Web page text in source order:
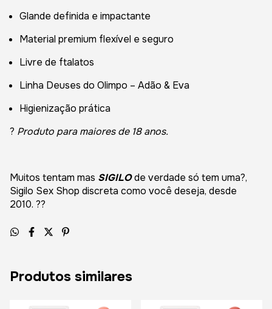
Glande definida e impactante
Material premium flexível e seguro
Livre de ftalatos
Linha Deuses do Olimpo – Adão & Eva
Higienização prática
? Produto para maiores de 18 anos.
Muitos tentam mas SIGILO de verdade só tem uma?,
Sigilo Sex Shop discreta como você deseja, desde
2010. ??
Produtos similares